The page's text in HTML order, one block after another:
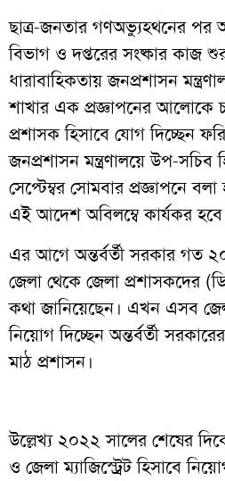
ছাত্র-জনতার গণঅভ্যুহ্থনের পর
বিভাগ ও দপ্তরের সংষ্কার কাজ
ধারাবাহিকতায় জনপ্রশাসন
শাখার এক প্রজ্ঞাপনের আলোকে
প্রশাসক হিসাবে যোগ দিচ্ছেন
জনপ্রশাসন মন্ত্রণালয়ে উপ-সচিব
সেপ্টেম্বর সোমবার প্রজ্ঞাপনে বলা
এই আদেশ অবিলম্বে কার্যকর
এর আগে অন্তর্বর্তী সরকার গত
জেলা থেকে জেলা প্রশাসকদের
কথা জানিয়েছেন। এখন এসব
নিয়োগ দিচ্ছেন অন্তর্বর্তী
মাঠ প্রশাসন।
উল্লেখ্য ২০২২ সালের শেষের
ও জেলা ম্যাজিস্ট্রেট হিসাবে